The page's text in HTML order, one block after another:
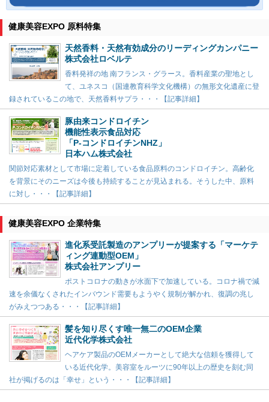
健康美容EXPO 原料特集
天然香料・天然有効成分のリーディングカンパニー
株式会社ロベルテ
香料発祥の地 南フランス・グラース。香料産業の聖地とし
て、ユネスコ（国連教育科学文化機構）の無形文化遺産に登
録されているこの地で、天然香料サプラ・・・【記事詳細】
豚由来コンドロイチン
機能性表示食品対応
「P-コンドロイチンNHZ」
日本ハム株式会社
関節対応素材として市場に定着している食品原料のコンドロイチン。高齢化
を背景にそのニーズは今後も持続することが見込まれる。そうした中、原料
に対し・・・【記事詳細】
健康美容EXPO 企業特集
進化系受託製造のアンプリーが提案する「マーケテ
ィング連動型OEM」
株式会社アンプリー
ポストコロナの動きが水面下で加速している。コロナ禍で減
速を余儀なくされたインバウンド需要もようやく規制が解かれ、復調の兆し
がみえつつある・・・【記事詳細】
髪を知り尽くす唯一無二のOEM企業
近代化学株式会社
ヘアケア製品のOEMメーカーとして絶大な信頼を獲得して
いる近代化学。美容室をルーツに90年以上の歴史を刻む同
社が掲げるのは「幸せ」という・・・【記事詳細】